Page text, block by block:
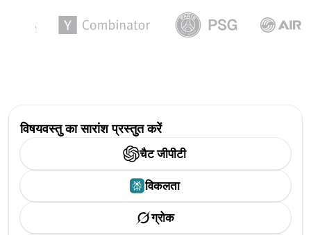
विषयवस्तु का सारांश प्रस्तुत करें
चैट जीपीटी
विकलता
ग्रोक